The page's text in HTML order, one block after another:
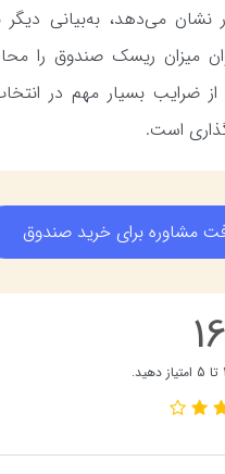
نشان می‌دهد، به‌بیانی دیگر
میزان ریسک صندوق را
ضرایب بسیار مهم در
است.
مشاوره برای خرید صندوق